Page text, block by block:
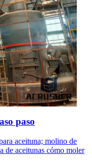
paso
aceituna; molino de
de aceitunas cómo moler